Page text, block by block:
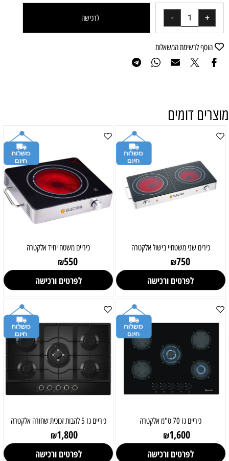
לרכישה
הוסף לרשימת המשאלות
מוצרים דומים
כירים שני משטחיי בישול אלקטרה
₪750
לפרטים ורכישה
כיריים משטח יחיד אלקטרה
₪550
לפרטים ורכישה
כיריים גז 70 ס"מ אלקטרה
₪1,600
לפרטים ורכישה
כיריים גז 5 להבות זכוכית שחורה אלקטרה
₪1,800
לפרטים ורכישה